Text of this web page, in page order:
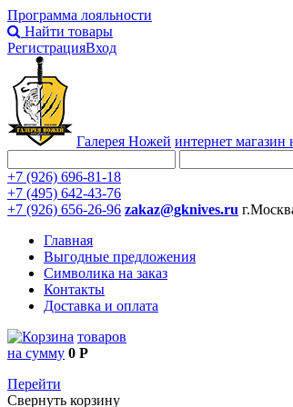
Программа лояльности
Найти товары
РегистрацияВход
Галерея Ножей интернет
+7 (926) 696-81-18
+7 (495) 642-43-76
+7 (926) 656-26-96 zakaz@gknives.ru
Главная
Выгодные предложения
Символика на заказ
Контакты
Доставка и оплата
товаров
на сумму 0 Р
Перейти
Свернуть корзину